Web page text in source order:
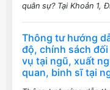
VĂN BẢN PHÁP
Đối tượng nào
nhập ngũ?